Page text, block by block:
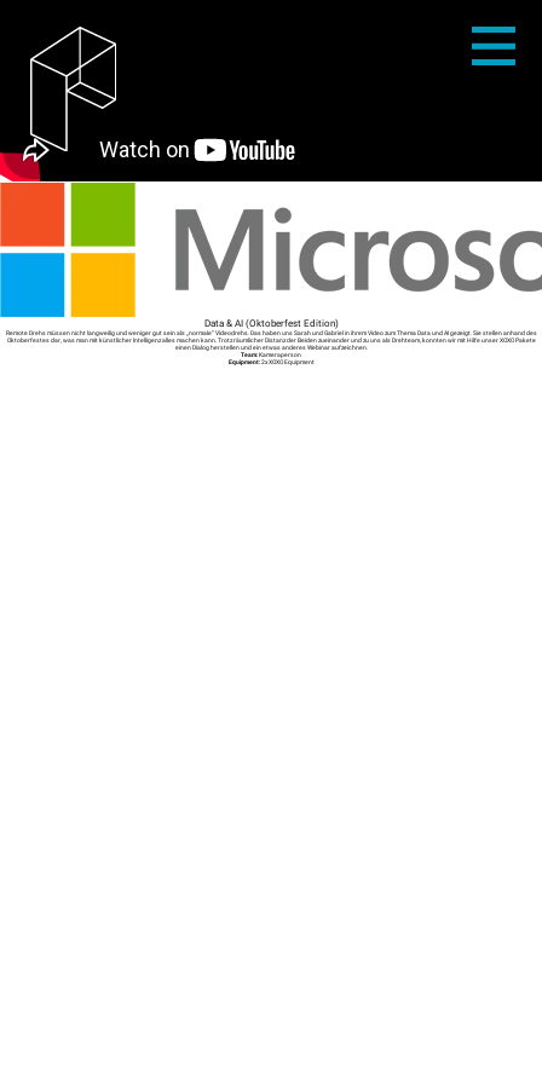
Data & AI (Oktoberfest Edition)
Remote Drehs müssen nicht langweilig und weniger gut sein als „normale“ Videodrehs. Das haben uns Sarah und Gabriel in ihrem Video zum Thema Data und AI gezeigt. Sie stellen anhand des
Oktoberfestes dar, was man mit künstlicher Intelligenz alles machen kann. Trotz räumlicher Distanz der Beiden zueinander und zu uns als Drehteam, konnten wir mit Hilfe unser XOXO Pakete
einen Dialog herstellen und ein etwas anderes Webinar aufzeichnen.
Team:Kameraperson
Equipment:2x XOXO Equipment